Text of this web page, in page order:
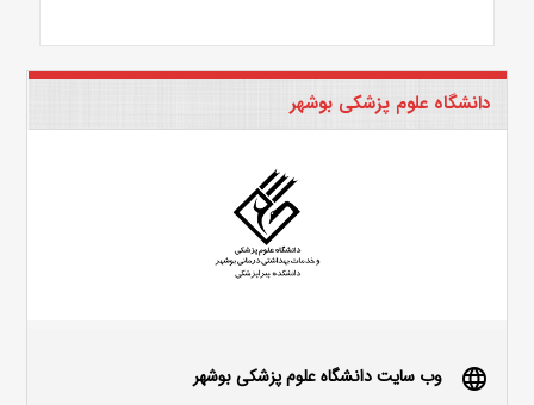
دانشگاه علوم پزشکی بوشهر
language وب سایت دانشگاه علوم پزشکی بوشهر